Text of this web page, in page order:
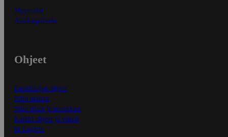
Myymälät
Asiakaspalvelu
Ohjeet
Ensitilaajan ohjeet
Näin maksat
Näin tilaat ja muokkaat
Kaikki ohjeet ja vinkit
In English